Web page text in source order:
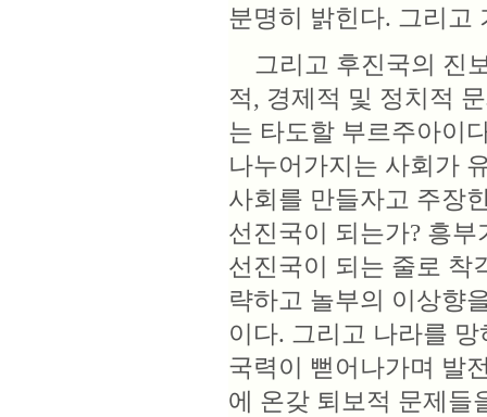
분명히 밝힌다. 그리고
그리고 후진국의 진
적, 경제적 및 정치적
는 타도할 부르주아이
나누어가지는 사회가
사회를 만들자고 주장
선진국이 되는가? 흥
선진국이 되는 줄로 착
략하고 놀부의 이상향
이다. 그리고 나라를
국력이 뻗어나가며 발
에 온갖 퇴보적 문제들